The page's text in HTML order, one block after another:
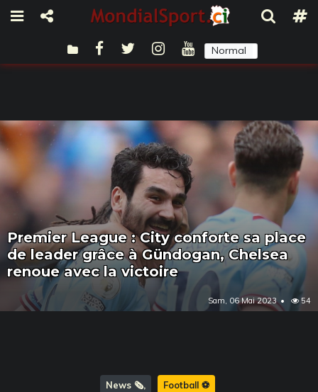
Normal
Premier League : City conforte sa place
de leader grâce à Gündogan, Chelsea
renoue avec la victoire
Sam, 06 Mai 2023 54
News 🗞️ Football ⚽️